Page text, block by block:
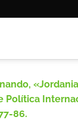
Política
86.